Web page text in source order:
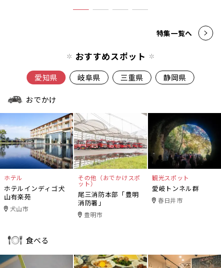
特集一覧へ
おすすめスポット
愛知県 岐阜県 三重県 静岡県
おでかけ
ホテル
ホテルインディゴ犬
山有楽苑
犬山市
その他（おでかけスポ
ット）
尾三消防本部「豊明
消防署」
豊明市
観光スポット
愛岐トンネル群
春日井市
食べる